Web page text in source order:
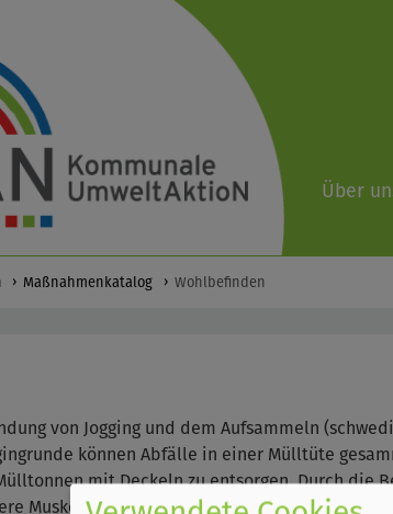
Über
Maßnahmenkatalog Wohlbefinden
von Jogging und dem Aufsammeln
können Abfälle in einer Mülltüte
mit Deckeln zu entsorgen. Durch die
Muskelgruppen trainiert und die Joggingrunde